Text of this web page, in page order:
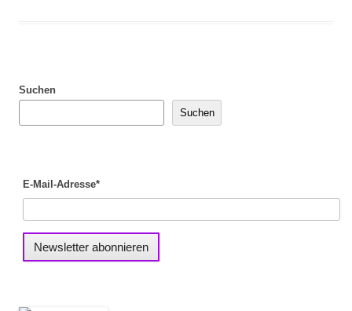
Suchen
Suchen
E-Mail-Adresse*